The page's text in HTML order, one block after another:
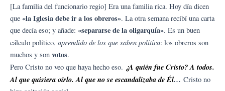
[La familia del funcionario regio] Era una familia rica. Hoy día dicen
que «la Iglesia debe ir a los obreros». La otra semana recibí una carta
que decía eso; y añade: «separarse de la oligarquía». Es un buen
cálculo político, aprendido de los que saben política: los obreros son
muchos y son votos.
Pero Cristo no veo que haya hecho eso. ¿A quién fue Cristo? A todos.
Al que quisiera oírlo. Al que no se escandalizaba de Él… Cristo no